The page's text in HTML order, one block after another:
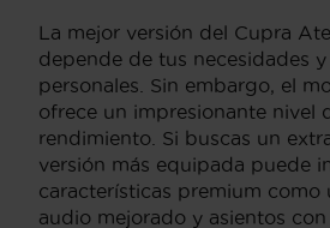
La mejor versión del Cupra
depende de tus necesidades
personales. Sin embargo, el
ofrece un impresionante nivel
rendimiento. Si buscas un
versión más equipada puede
características premium como
audio mejorado y asientos con